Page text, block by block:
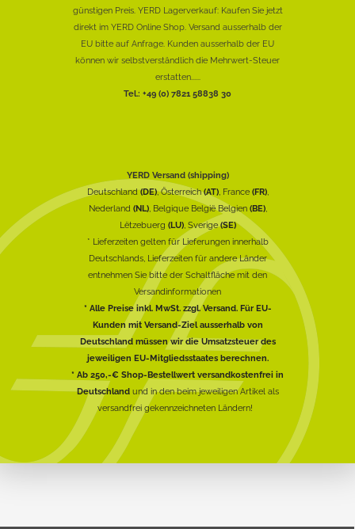
günstigen Preis. YERD Lagerverkauf: Kaufen Sie jetzt
direkt im YERD Online Shop. Versand ausserhalb der
EU bitte auf Anfrage. Kunden ausserhalb der EU
können wir selbstverständlich die Mehrwert-Steuer
erstatten......
Tel.: +49 (0) 7821 58838 30
YERD Versand (shipping)
Deutschland(DE), Österreich(AT), France (FR),
Nederland (NL), Belgique België Belgien (BE),
Lëtzebuerg (LU), Sverige(SE)
* Lieferzeiten gelten für Lieferungen innerhalb
Deutschlands, Lieferzeiten für andere Länder
entnehmen Sie bitte der Schaltfläche mit den
Versandinformationen
* Alle Preise inkl. MwSt. zzgl. Versand. Für EU-
Kunden mit Versand-Ziel ausserhalb von
Deutschland müssen wir die Umsatzsteuer des
jeweiligen EU-Mitgliedsstaates berechnen.
* Ab 250,-€ Shop-Bestellwert versandkostenfrei in
Deutschlandund in den beim jeweiligen Artikel als
versandfrei gekennzeichneten Ländern!